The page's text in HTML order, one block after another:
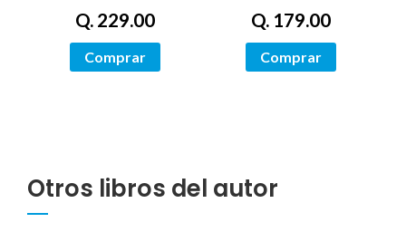
Q. 229.00
Comprar
Q. 179.00
Comprar
Otros libros del autor